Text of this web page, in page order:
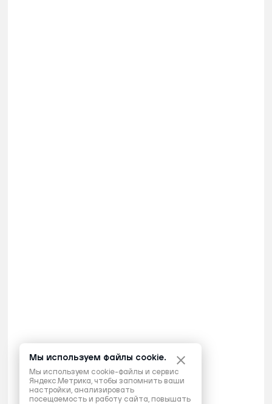
Мы используем файлы cookie.
Мы используем cookie-файлы и сервис
Яндекс.Метрика, чтобы запомнить ваши
настройки, анализировать
посещаемость и работу сайта, повышать